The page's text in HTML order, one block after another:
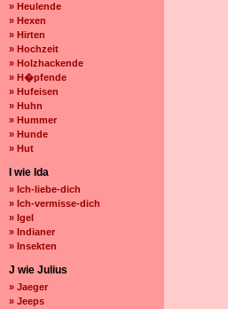
» Heulende
» Hexen
» Hirten
» Hochzeit
» Holzhackende
» H�pfende
» Hufeisen
» Huhn
» Hummer
» Hunde
» Hut
I wie Ida
» Ich-liebe-dich
» Ich-vermisse-dich
» Igel
» Indianer
» Insekten
J wie Julius
» Jaeger
» Jeeps